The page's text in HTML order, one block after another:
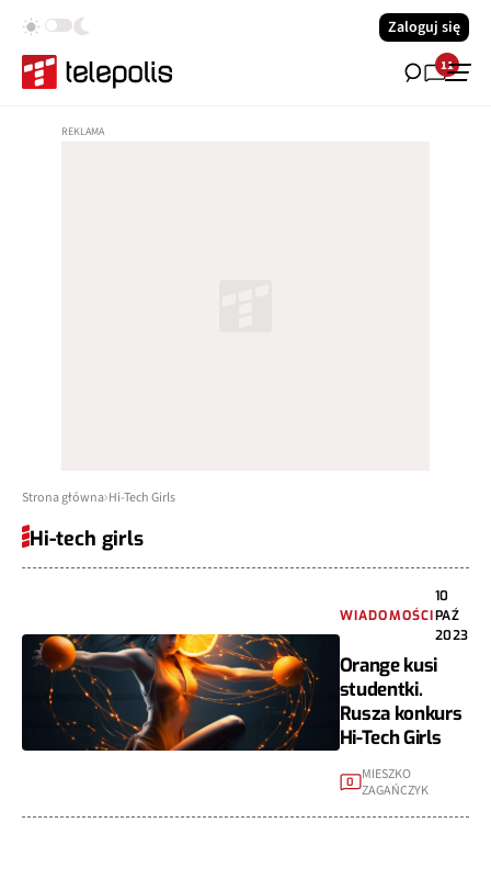
Zaloguj się
11
Strona główna Hi-Tech Girls
Hi-tech girls
WIADOMOŚCI
10
PAŹ
2023
Orange kusi
studentki.
Rusza konkurs
Hi-Tech Girls
0 MIESZKO
ZAGAŃCZYK